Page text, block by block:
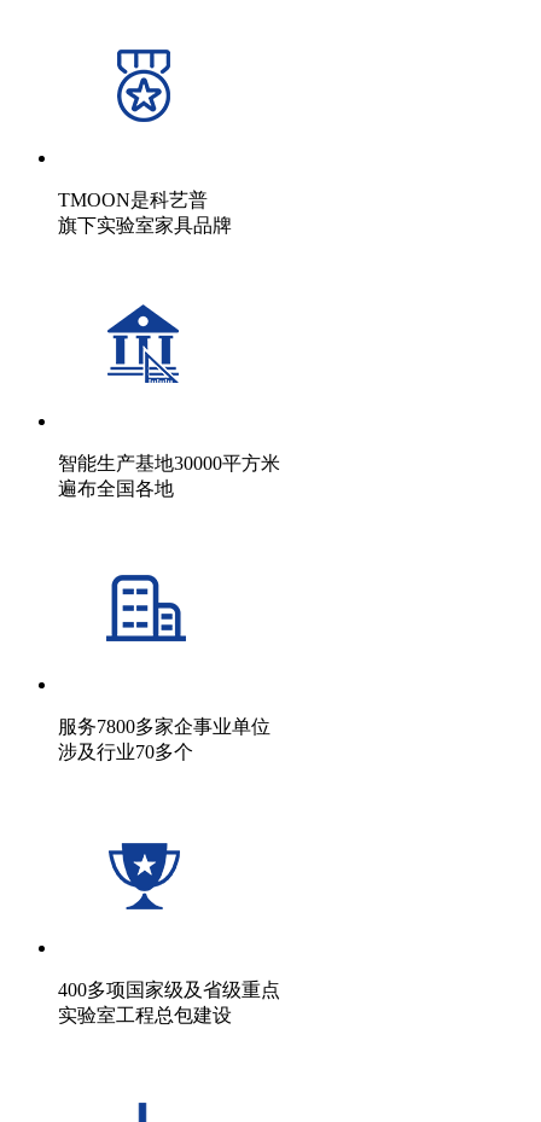
TMOON是科艺普
旗下实验室家具品牌
智能生产基地30000平方米
遍布全国各地
服务7800多家企事业单位
涉及行业70多个
400多项国家级及省级重点
实验室工程总包建设